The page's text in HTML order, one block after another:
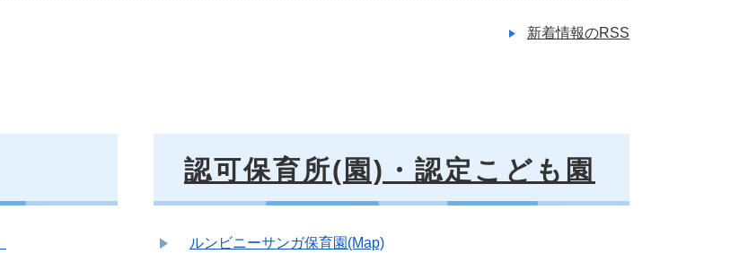
新着情報のRSS
認可保育所(園)・認定こども園
ルンビニーサンガ保育園(Map)